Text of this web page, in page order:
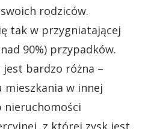
rodziców.
tak w przygniatającej
90%) przypadków.
bardzo różna –
mieszkania w innej
nieruchomości
z której zysk jest